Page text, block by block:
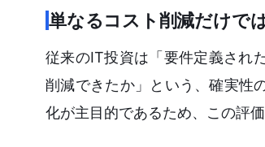
単なるコスト削減だけで
従来のIT投資は「要件定義され
削減できたか」という、確実性
化が主目的であるため、この評